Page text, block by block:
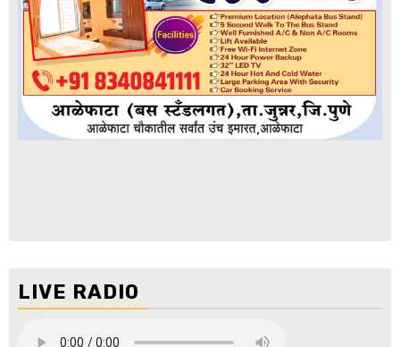
LIVE RADIO